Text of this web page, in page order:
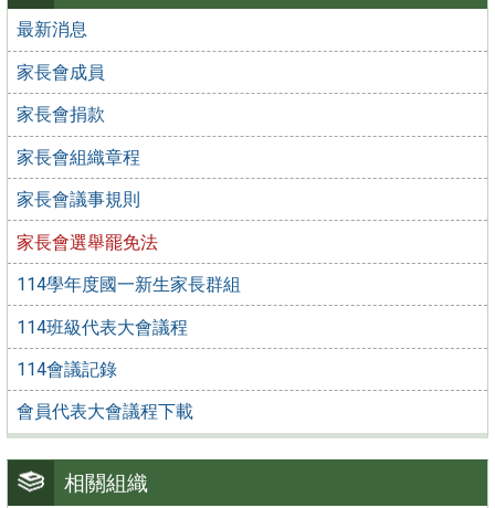
最新消息
家長會成員
家長會捐款
家長會組織章程
家長會議事規則
家長會選舉罷免法
114學年度國一新生家長群組
114班級代表大會議程
114會議記錄
會員代表大會議程下載
相關組織